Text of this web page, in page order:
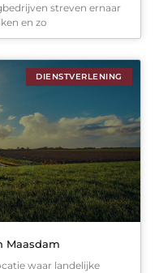
streven ernaar
en zo
DIENSTVERLENING
Maasdam
waar landelijke